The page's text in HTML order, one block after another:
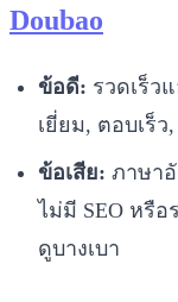
Doubao
ข้อดี: รวดเร็ว
เยี่ยม, ตอบเร็
ข้อเสีย: ภาษา
ไม่มี SEO หรือ
ดูบางเบา